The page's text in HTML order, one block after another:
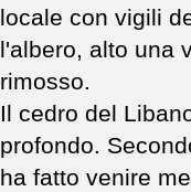
locale con vigili
l'albero, alto una
rimosso.
Il cedro del
profondo.
ha fatto venire